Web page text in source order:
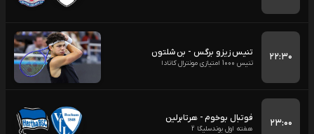
۲۲:۳۰ تنیس زیزو برگس - بن شلتون
تنیس 1000 امتیازی مونترال کانادا
۲۳:۰۰ فوتبال بوخوم - هرتابرلین
هفته اول بوندسلیگا 2